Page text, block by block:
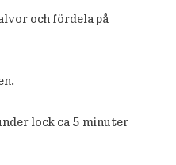
och fördela på
lock ca 5 minuter